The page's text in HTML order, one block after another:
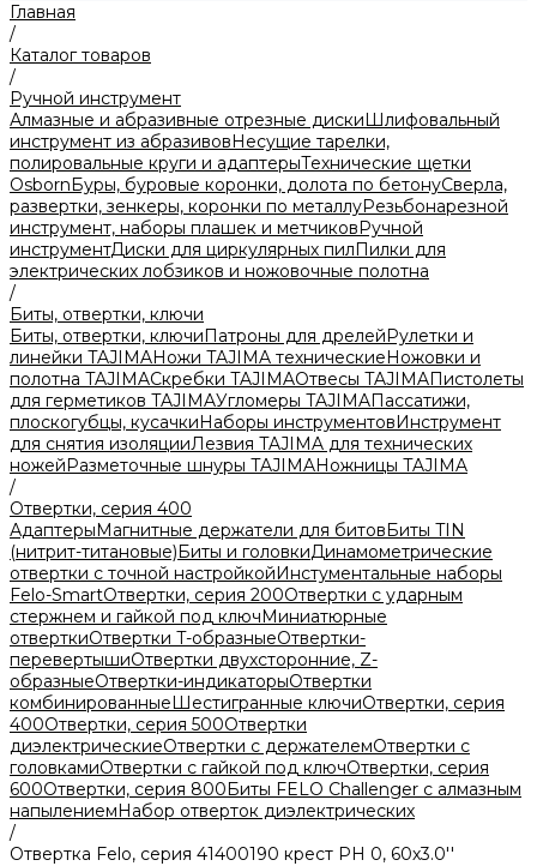
Главная
/
Каталог товаров
/
Ручной инструмент
Алмазные и абразивные отрезные дискиШлифовальный
инструмент из абразивовНесущие тарелки,
полировальные круги и адаптерыТехнические щетки
OsbornБуры, буровые коронки, долота по бетонуСверла,
развертки, зенкеры, коронки по металлуРезьбонарезной
инструмент, наборы плашек и метчиковРучной
инструментДиски для циркулярных пилПилки для
электрических лобзиков и ножовочные полотна
/
Биты, отвертки, ключи
Биты, отвертки, ключиПатроны для дрелейРулетки и
линейки TAJIMAНожи TAJIMA техническиеНожовки и
полотна TAJIMAСкребки TAJIMAОтвесы TAJIMAПистолеты
для герметиков TAJIMAУгломеры TAJIMAПассатижи,
плоскогубцы, кусачкиНаборы инструментовИнструмент
для снятия изоляцииЛезвия TAJIMA для технических
ножейРазметочные шнуры TAJIMAНожницы TAJIMA
/
Отвертки, серия 400
АдаптерыМагнитные держатели для битовБиты TIN
(нитрит-титановые)Биты и головкиДинамометрические
отвертки с точной настройкойИнстументальные наборы
Felo-SmartОтвертки, серия 200Отвертки с ударным
стержнем и гайкой под ключМиниатюрные
отверткиОтвертки T-образныеОтвертки-
перевертышиОтвертки двухсторонние, Z-
образныеОтвертки-индикаторыОтвертки
комбинированныеШестигранные ключиОтвертки, серия
400Отвертки, серия 500Отвертки
диэлектрическиеОтвертки с держателемОтвертки с
головкамиОтвертки с гайкой под ключОтвертки, серия
600Отвертки, серия 800Биты FELO Challenger с алмазным
напылениемНабор отверток диэлектрических
/
Отвертка Felo, серия 41400190 крест PH 0, 60х3.0''